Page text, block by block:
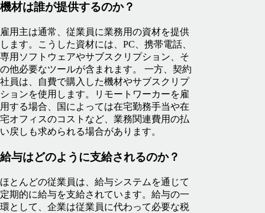
機材は誰が提供するのか？
雇用主は通常、従業員に業務用の資材を提供
します。こうした資材には、PC、携帯電話、
専用ソフトウェアやサブスクリプション、そ
の他必要なツールが含まれます。 一方、契約
社員は、自費で購入した機材やサブスクリプ
ションを使用します。リモートワーカーを雇
用する場合、国によっては在宅勤務手当や在
宅オフィスのコストなど、業務関連費用の払
い戻しも求められる場合があります。
給与はどのように支給されるのか？
ほとんどの従業員は、給与システムを通じて
定期的に給与を支給されています。給与の一
環として、企業は従業員に代わって必要な税